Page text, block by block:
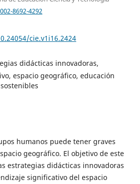
8692-4292
cie.v1i16.2424
didácticas innovadoras,
espacio geográfico, educación
humanos puede tener graves
geográfico. El objetivo de este
estrategias didácticas innovadoras
significativo del espacio